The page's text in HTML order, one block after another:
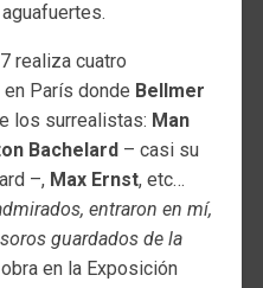
realiza cuatro
París donde Bellmer
los surrealistas: Man
Bachelard – casi su
–, Max Ernst, etc…
entraron en mí,
guardados de la
en la Exposición